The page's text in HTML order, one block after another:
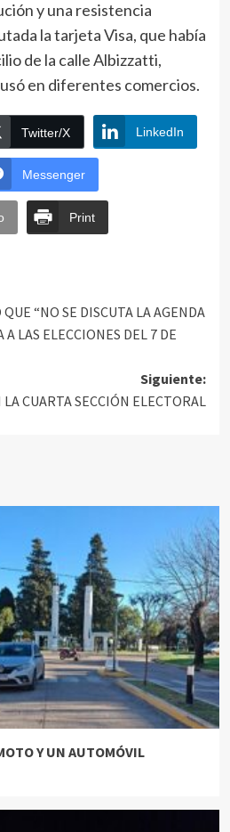
y una resistencia
la tarjeta Visa, que había
de la calle Albizzatti,
en diferentes comercios.
Twitter/X LinkedIn
Messenger
Print
“NO SE DISCUTA LA AGENDA
LAS ELECCIONES DEL 7 DE
Siguiente:
CUARTA SECCIÓN ELECTORAL
Y UN AUTOMÓVIL